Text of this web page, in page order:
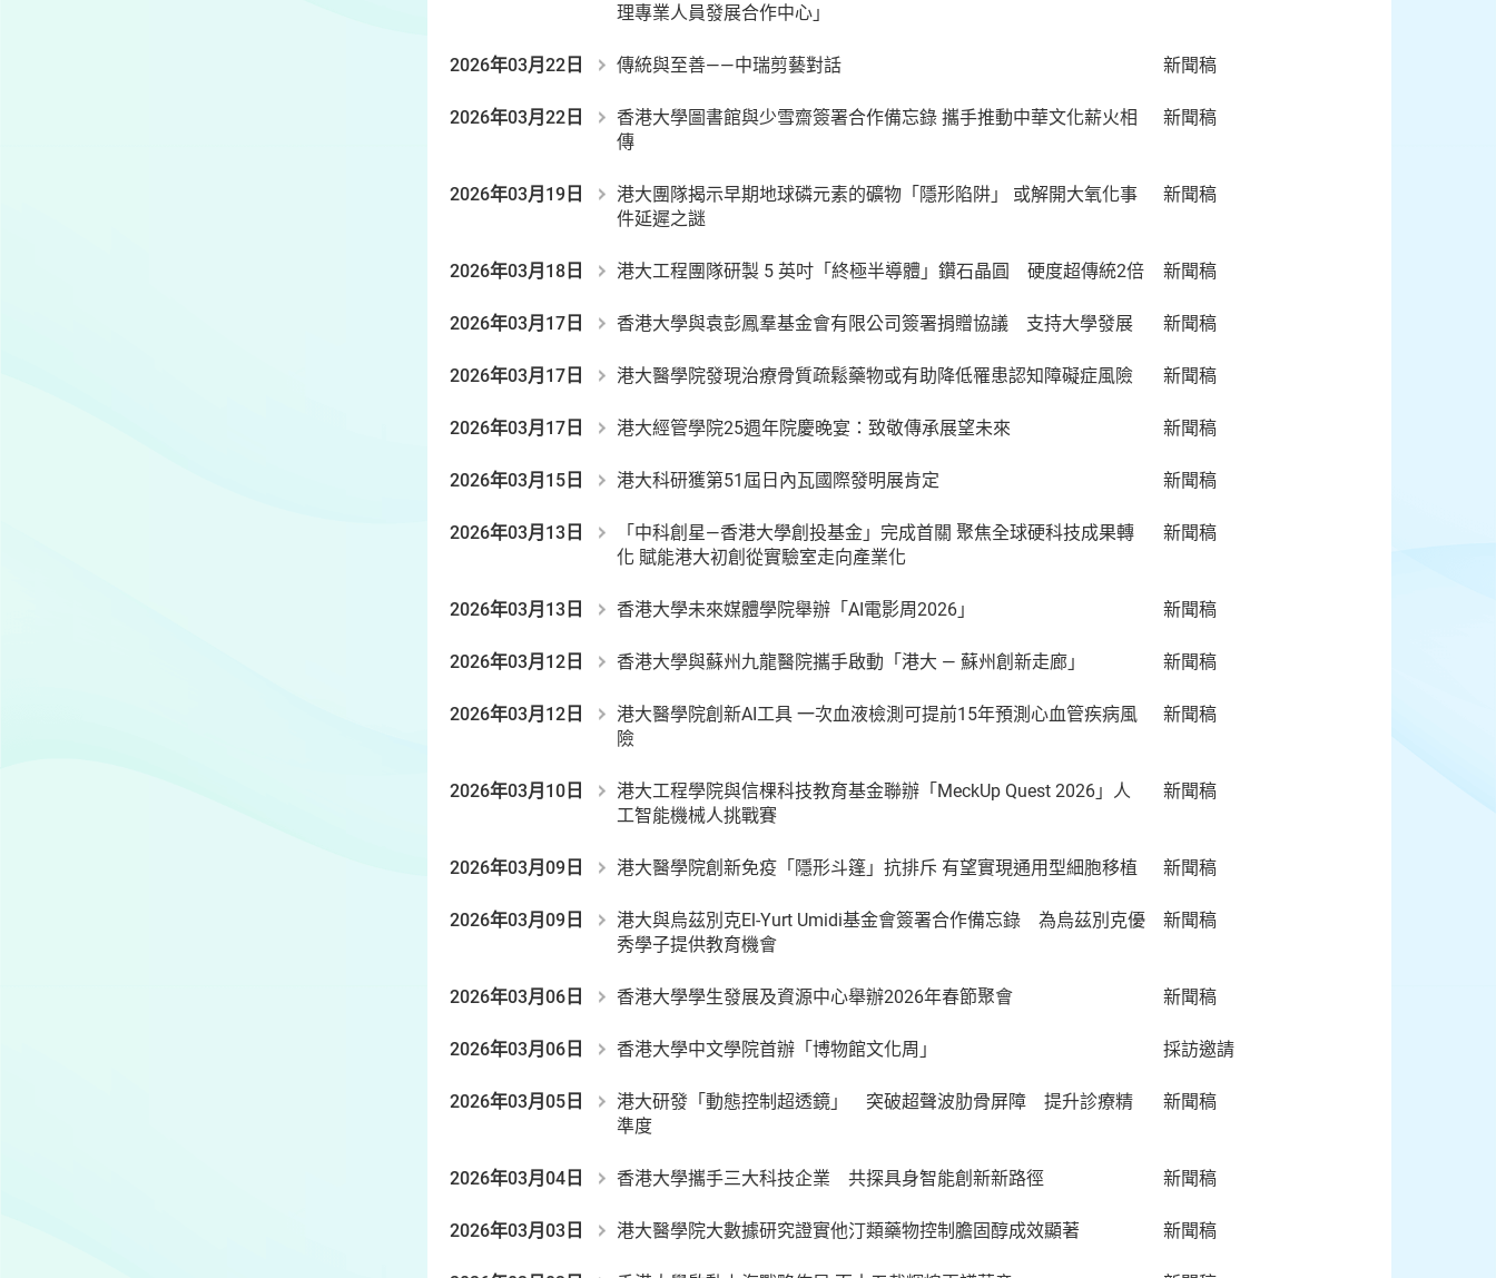
理專業人員發展合作中心」
2026年03月22日 傳統與至善——中瑞剪藝對話 新聞稿
2026年03月22日
香港大學圖書館與少雪齋簽署合作備忘錄 攜手推動中華文化薪火相
傳
新聞稿
2026年03月19日
港大團隊揭示早期地球磷元素的礦物「隱形陷阱」 或解開大氧化事
件延遲之謎
新聞稿
2026年03月18日 港大工程團隊研製 5 英吋「終極半導體」鑽石晶圓 硬度超傳統2倍 新聞稿
2026年03月17日 香港大學與袁彭鳳羣基金會有限公司簽署捐贈協議 支持大學發展 新聞稿
2026年03月17日 港大醫學院發現治療骨質疏鬆藥物或有助降低罹患認知障礙症風險 新聞稿
2026年03月17日 港大經管學院25週年院慶晚宴：致敬傳承展望未來 新聞稿
2026年03月15日 港大科研獲第51屆日內瓦國際發明展肯定 新聞稿
2026年03月13日
「中科創星—香港大學創投基金」完成首關 聚焦全球硬科技成果轉
化 賦能港大初創從實驗室走向產業化
新聞稿
2026年03月13日 香港大學未來媒體學院舉辦「AI電影周2026」 新聞稿
2026年03月12日 香港大學與蘇州九龍醫院攜手啟動「港大 — 蘇州創新走廊」 新聞稿
2026年03月12日
港大醫學院創新AI工具 一次血液檢測可提前15年預測心血管疾病風
險
新聞稿
2026年03月10日
港大工程學院與信棵科技教育基金聯辦「MeckUp Quest 2026」人
工智能機械人挑戰賽
新聞稿
2026年03月09日 港大醫學院創新免疫「隱形斗篷」抗排斥 有望實現通用型細胞移植 新聞稿
2026年03月09日
港大與烏茲別克El-Yurt Umidi基金會簽署合作備忘錄 為烏茲別克優
秀學子提供教育機會
新聞稿
2026年03月06日 香港大學學生發展及資源中心舉辦2026年春節聚會 新聞稿
2026年03月06日 香港大學中文學院首辦「博物館文化周」 採訪邀請
2026年03月05日
港大研發「動態控制超透鏡」 突破超聲波肋骨屏障 提升診療精
準度
新聞稿
2026年03月04日 香港大學攜手三大科技企業 共探具身智能創新新路徑 新聞稿
2026年03月03日 港大醫學院大數據研究證實他汀類藥物控制膽固醇成效顯著 新聞稿